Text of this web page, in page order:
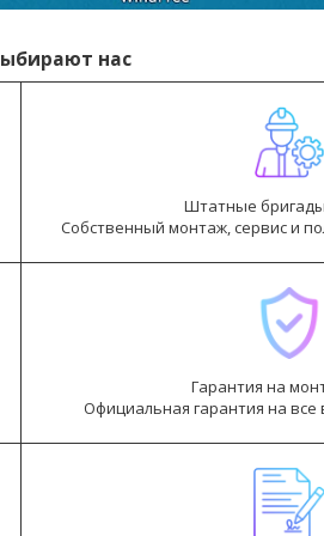
нас
Штатные
Собственный монтаж, сервис и
Гарантия на
Официальная гарантия на